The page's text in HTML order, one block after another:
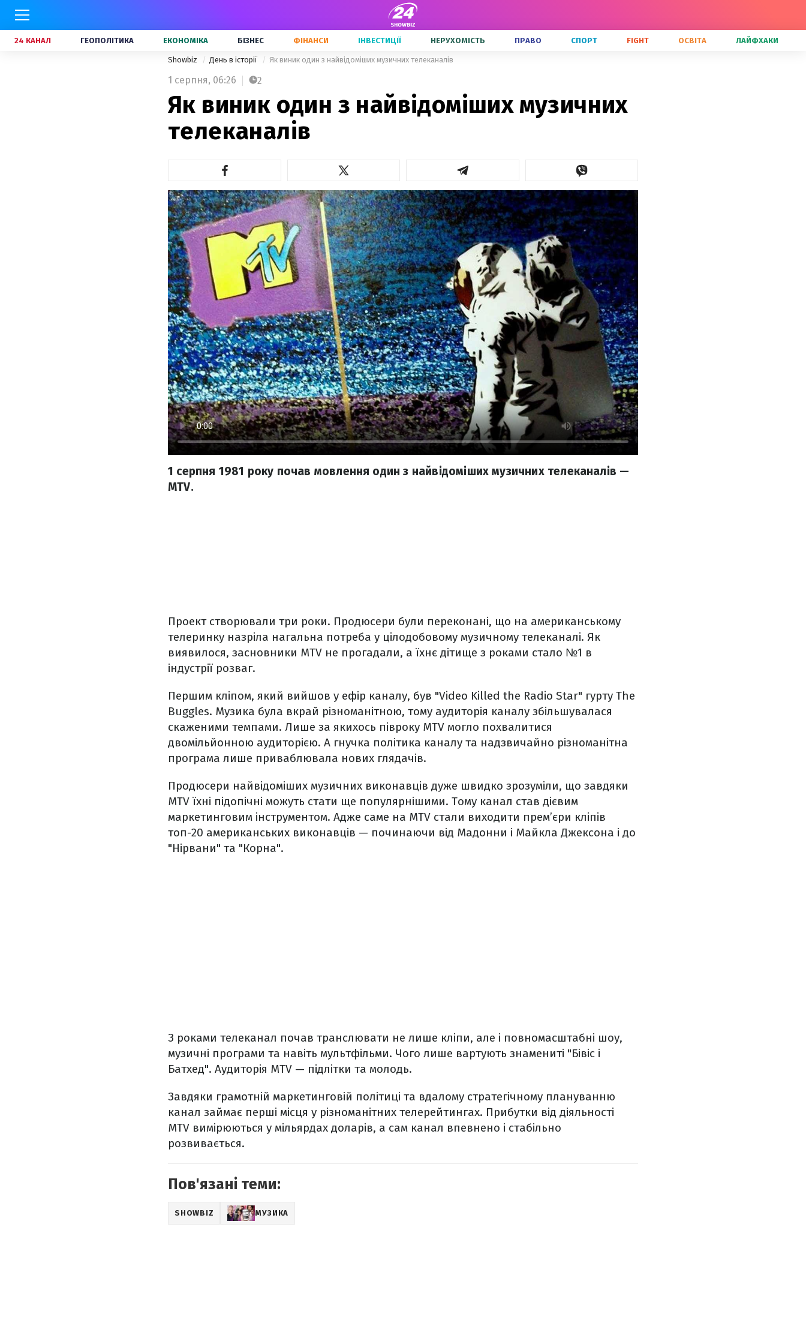
24 КАНАЛ ГЕОПОЛІТИКА ЕКОНОМІКА БІЗНЕС ФІНАНСИ ІНВЕСТИЦІЇ НЕРУХОМІСТЬ ПРАВО СПОРТ FIGHT ОСВІТА ЛАЙФХАКИ
Showbiz День в історії Як виник один з найвідоміших музичних телеканалів
1 серпня, 06:26 2
Як виник один з найвідоміших музичних
телеканалів
1 серпня 1981 року почав мовлення один з найвідоміших музичних телеканалів —
MTV.
Проект створювали три роки. Продюсери були переконані, що на американському
телеринку назріла нагальна потреба у цілодобовому музичному телеканалі. Як
виявилося, засновники MTV не прогадали, а їхнє дітище з роками стало №1 в
індустрії розваг.
Першим кліпом, який вийшов у ефір каналу, був "Video Killed the Radio Star" гурту The
Buggles. Музика була вкрай різноманітною, тому аудиторія каналу збільшувалася
скаженими темпами. Лише за якихось півроку MTV могло похвалитися
двомільйонною аудиторією. А гнучка політика каналу та надзвичайно різноманітна
програма лише приваблювала нових глядачів.
Продюсери найвідоміших музичних виконавців дуже швидко зрозуміли, що завдяки
MTV їхні підопічні можуть стати ще популярнішими. Тому канал став дієвим
маркетинговим інструментом. Адже саме на MTV стали виходити прем’єри кліпів
топ-20 американських виконавців — починаючи від Мадонни і Майкла Джексона і до
"Нірвани" та "Корна".
З роками телеканал почав транслювати не лише кліпи, але і повномасштабні шоу,
музичні програми та навіть мультфільми. Чого лише вартують знамениті "Бівіс і
Батхед". Аудиторія MTV — підлітки та молодь.
Завдяки грамотній маркетинговій політиці та вдалому стратегічному плануванню
канал займає перші місця у різноманітних телерейтингах. Прибутки від діяльності
MTV вимірюються у мільярдах доларів, а сам канал впевнено і стабільно
розвивається.
Пов'язані теми:
SHOWBIZ МУЗИКА